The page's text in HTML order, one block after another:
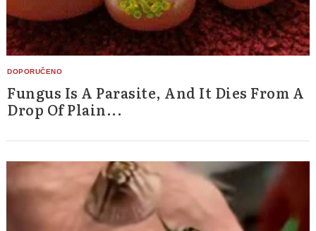
Fungus Is A Parasite, And It Dies From A
Drop Of Plain...